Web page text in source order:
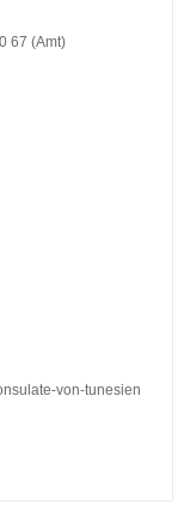
67 (Amt)
von-tunesien